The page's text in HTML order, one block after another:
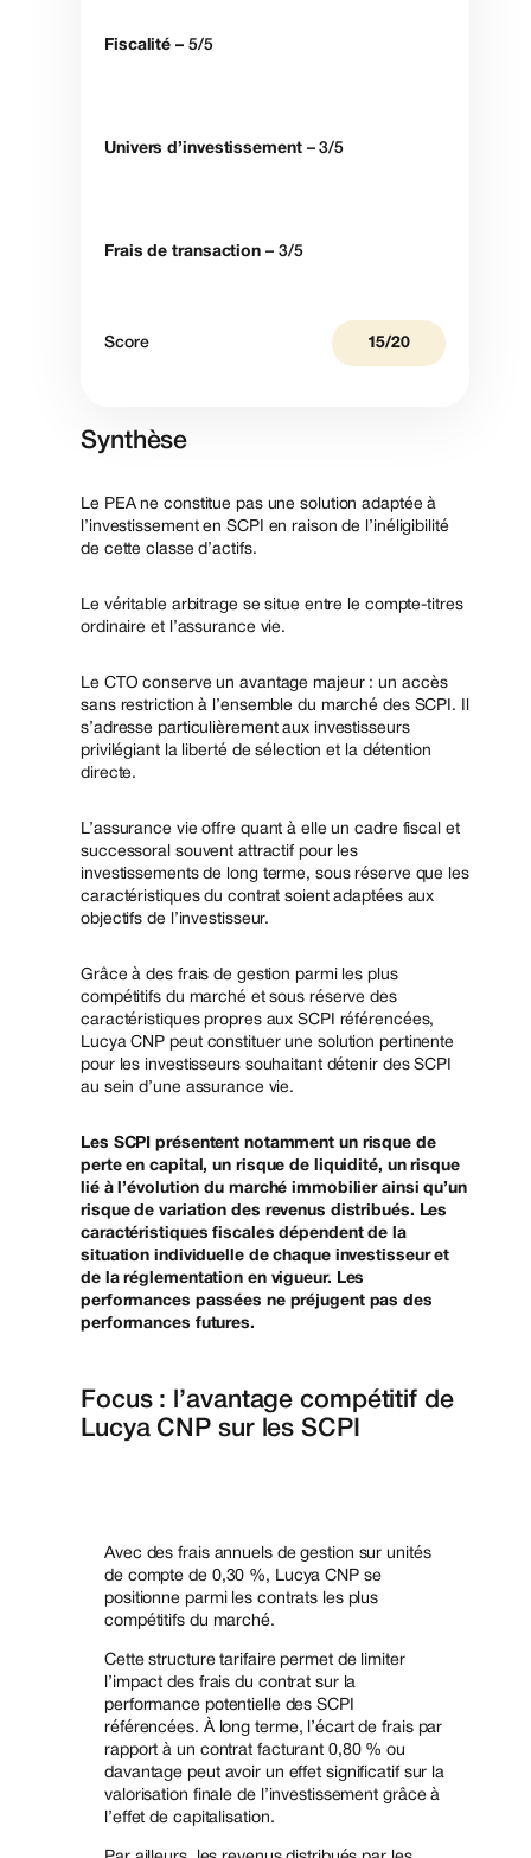
Fiscalité –5/5
Univers d’investissement– 3/5
Frais de transaction – 3/5
Score 15/20
Synthèse
Le PEA ne constitue pas une solution adaptée à
l’investissement en SCPI en raison de l’inéligibilité
de cette classe d’actifs.
Le véritable arbitrage se situe entre le compte-titres
ordinaire et l’assurance vie.
Le CTO conserve un avantage majeur : un accès
sans restriction à l’ensemble du marché des SCPI. Il
s’adresse particulièrement aux investisseurs
privilégiant la liberté de sélection et la détention
directe.
L’assurance vie offre quant à elle un cadre fiscal et
successoral souvent attractif pour les
investissements de long terme, sous réserve que les
caractéristiques du contrat soient adaptées aux
objectifs de l’investisseur.
Grâce à des frais de gestion parmi les plus
compétitifs du marché et sous réserve des
caractéristiques propres aux SCPI référencées,
Lucya CNP peut constituer une solution pertinente
pour les investisseurs souhaitant détenir des SCPI
au sein d’une assurance vie.
Les SCPI présentent notamment un risque de
perte en capital, un risque de liquidité, un risque
lié à l’évolution du marché immobilier ainsi qu’un
risque de variation des revenus distribués. Les
caractéristiques fiscales dépendent de la
situation individuelle de chaque investisseur et
de la réglementation en vigueur. Les
performances passées ne préjugent pas des
performances futures.
Focus : l’avantage compétitif de
Lucya CNP sur les SCPI
Avec des frais annuels de gestion sur unités
de compte de 0,30 %, Lucya CNP se
positionne parmi les contrats les plus
compétitifs du marché.
Cette structure tarifaire permet de limiter
l’impact des frais du contrat sur la
performance potentielle des SCPI
référencées. À long terme, l’écart de frais par
rapport à un contrat facturant 0,80 % ou
davantage peut avoir un effet significatif sur la
valorisation finale de l’investissement grâce à
l’effet de capitalisation.